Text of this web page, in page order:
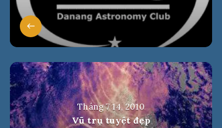
Tháng 7 14, 2010
Vũ trụ tuyệt đẹp